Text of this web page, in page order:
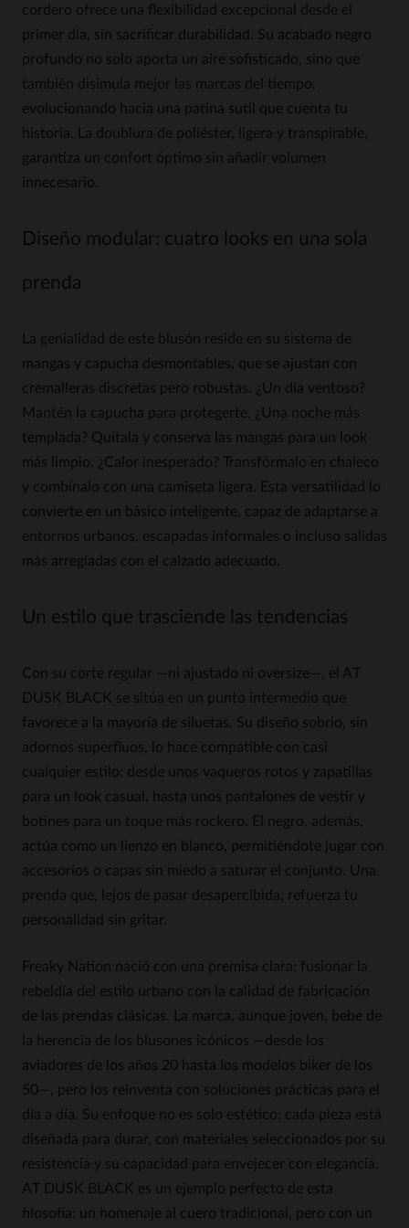
cordero ofrece una flexibilidad excepcional desde el
primer día, sin sacrificar durabilidad. Su acabado negro
profundo no solo aporta un aire sofisticado, sino que
también disimula mejor las marcas del tiempo,
evolucionando hacia una patina sutil que cuenta tu
historia. La doublura de poliéster, ligera y transpirable,
garantiza un confort óptimo sin añadir volumen
innecesario.
Diseño modular: cuatro looks en una sola
prenda
La genialidad de este blusón reside en su sistema de
mangas y capucha desmontables, que se ajustan con
cremalleras discretas pero robustas. ¿Un día ventoso?
Mantén la capucha para protegerte. ¿Una noche más
templada? Quítala y conserva las mangas para un look
más limpio. ¿Calor inesperado? Transfórmalo en chaleco
y combínalo con una camiseta ligera. Esta versatilidad lo
convierte en un básico inteligente, capaz de adaptarse a
entornos urbanos, escapadas informales o incluso salidas
más arregladas con el calzado adecuado.
Un estilo que trasciende las tendencias
Con su corte regular —ni ajustado ni oversize—, el AT
DUSK BLACK se sitúa en un punto intermedio que
favorece a la mayoría de siluetas. Su diseño sobrio, sin
adornos superfluos, lo hace compatible con casi
cualquier estilo: desde unos vaqueros rotos y zapatillas
para un look casual, hasta unos pantalones de vestir y
botines para un toque más rockero. El negro, además,
actúa como un lienzo en blanco, permitiéndote jugar con
accesorios o capas sin miedo a saturar el conjunto. Una
prenda que, lejos de pasar desapercibida, refuerza tu
personalidad sin gritar.
Freaky Nation nació con una premisa clara: fusionar la
rebeldía del estilo urbano con la calidad de fabricación
de las prendas clásicas. La marca, aunque joven, bebe de
la herencia de los blusones icónicos —desde los
aviadores de los años 20 hasta los modelos biker de los
50—, pero los reinventa con soluciones prácticas para el
día a día. Su enfoque no es solo estético: cada pieza está
diseñada para durar, con materiales seleccionados por su
resistencia y su capacidad para envejecer con elegancia.
AT DUSK BLACK es un ejemplo perfecto de esta
filosofía: un homenaje al cuero tradicional, pero con un